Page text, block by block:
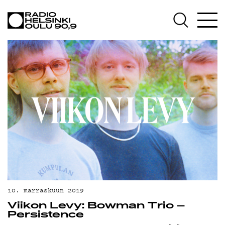
AJANKOHTAISTA
OHJELMAT
TEKIJÄT
ON-DEMAND
PODCAST
MAINOSTA
YHTEYSTIEDOT
G LIVELAB
YSTÄVÄKLUBI
TIETOSUOJA
10. marraskuun 2019
Viikon Levy: Bowman Trio –
Persistence